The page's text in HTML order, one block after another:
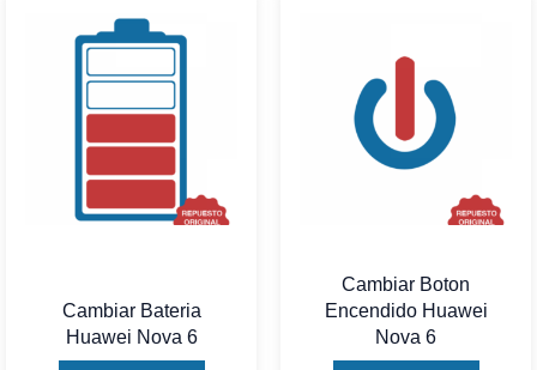
Cambiar Bateria
Huawei Nova 6
Cambiar Boton
Encendido Huawei
Nova 6